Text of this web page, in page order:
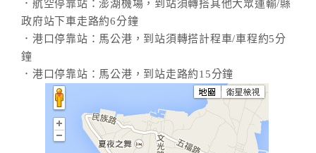
．航空停靠站：澎湖機場，到站須轉搭其他大眾運輸/縣
政府站下車走路約6分鐘
．港口停靠站：馬公港，到站須轉搭計程車/車程約5分
鐘
．港口停靠站：馬公港，到站走路約15分鐘